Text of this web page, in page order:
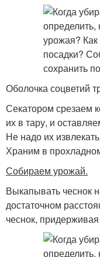
Оболочка соцветий
Секатором срезаем
их в тару, и
Не надо их
Храним в
Собираем урожай.
Выкапывать чеснок
достаточном
чеснок, придерживая